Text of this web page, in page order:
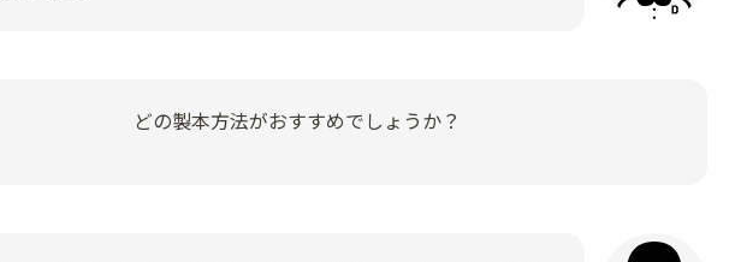
どの製本方法がおすすめでしょうか？